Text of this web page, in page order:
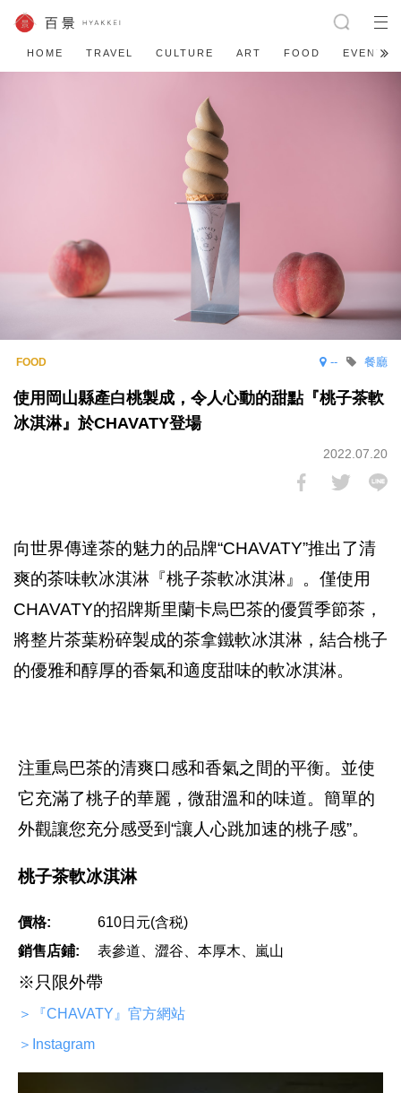
HOME TRAVEL CULTURE ART FOOD EVENT
-- 餐廳
使用岡山縣產白桃製成，令人心動的甜點『桃子茶軟
冰淇淋』於CHAVATY登場
2022.07.20
向世界傳達茶的魅力的品牌“CHAVATY”推出了清
爽的茶味軟冰淇淋『桃子茶軟冰淇淋』。僅使用
CHAVATY的招牌斯里蘭卡烏巴茶的優質季節茶，
將整片茶葉粉碎製成的茶拿鐵軟冰淇淋，結合桃子
的優雅和醇厚的香氣和適度甜味的軟冰淇淋。
注重烏巴茶的清爽口感和香氣之間的平衡。並使
它充滿了桃子的華麗，微甜溫和的味道。簡單的
外觀讓您充分感受到“讓人心跳加速的桃子感”。
桃子茶軟冰淇淋
價格:
610日元(含税)
銷售店鋪:
表參道、澀谷、本厚木、嵐山
※只限外帶
＞『CHAVATY』官方網站
＞Instagram